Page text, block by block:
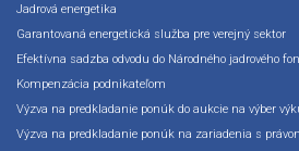
Jadrová energetika
Garantovaná energetická služba pre verejný sektor
Efektívna sadzba odvodu do Národného jadrového
Kompenzácia podnikateľom
Výzva na predkladanie ponúk do aukcie na výber
Výzva na predkladanie ponúk na zariadenia s